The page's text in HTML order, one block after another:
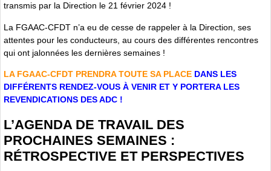
transmis par la Direction le 21 février 2024 !
La FGAAC-CFDT n’a eu de cesse de rappeler à la Direction, ses
attentes pour les conducteurs, au cours des différentes rencontres
qui ont jalonnées les dernières semaines !
LA FGAAC-CFDT PRENDRA TOUTE SA PLACE DANS LES
DIFFÉRENTS RENDEZ-VOUS À VENIR ET Y PORTERA LES
REVENDICATIONS DES ADC !
L’AGENDA DE TRAVAIL DES
PROCHAINES SEMAINES :
RÉTROSPECTIVE ET PERSPECTIVES